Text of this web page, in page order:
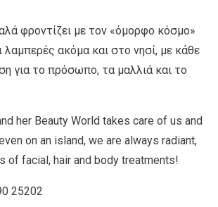
φροντίζει με τον «όμορφο κόσμο»
λαμπερές ακόμα και στο νησί, με κάθε
για το πρόσωπο, τα μαλλιά και το
her Beauty World takes care of us and
on an island, we are always radiant,
of facial, hair and body treatments!
25202